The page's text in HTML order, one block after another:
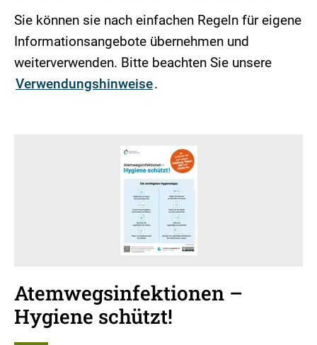
Sie können sie nach einfachen Regeln für eigene
Informationsangebote übernehmen und
weiterverwenden. Bitte beachten Sie unsere
Verwendungshinweise.
Atemwegsinfektionen –
Hygiene schützt!